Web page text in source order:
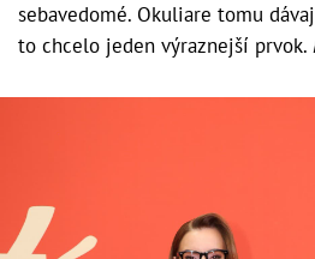
sebavedomé. Okuliare tomu
to chcelo jeden výraznejší prvok.